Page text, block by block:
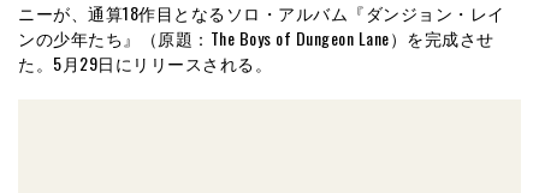
ニーが、通算18作目となるソロ・アルバム『ダンジョン・レイ
ンの少年たち』（原題：The Boys of Dungeon Lane）を完成させ
た。5月29日にリリースされる。